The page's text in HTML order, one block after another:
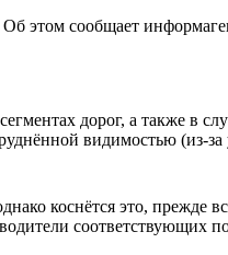
Об этом сообщает
дорог, а также в
видимостью (из-за
коснётся это, прежде
соответствующих